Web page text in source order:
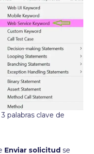
palabras clave de
Enviar solicitud se